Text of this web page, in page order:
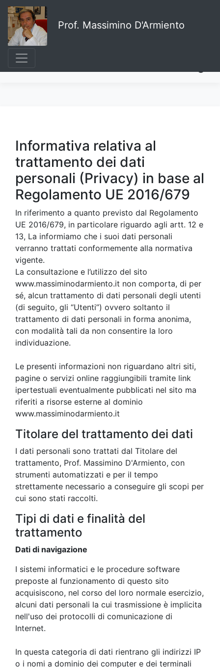
Prof. Massimino D'Armiento
Informativa relativa al
trattamento dei dati
personali (Privacy) in base al
Regolamento UE 2016/679
In riferimento a quanto previsto dal Regolamento
UE 2016/679, in particolare riguardo agli artt. 12 e
13, La informiamo che i suoi dati personali
verranno trattati conformemente alla normativa
vigente.
La consultazione e l’utilizzo del sito
www.massiminodarmiento.it non comporta, di per
sé, alcun trattamento di dati personali degli utenti
(di seguito, gli “Utenti”) ovvero soltanto il
trattamento di dati personali in forma anonima,
con modalità tali da non consentire la loro
individuazione.
Le presenti informazioni non riguardano altri siti,
pagine o servizi online raggiungibili tramite link
ipertestuali eventualmente pubblicati nel sito ma
riferiti a risorse esterne al dominio
www.massiminodarmiento.it
Titolare del trattamento dei dati
I dati personali sono trattati dal Titolare del
trattamento, Prof. Massimino D'Armiento, con
strumenti automatizzati e per il tempo
strettamente necessario a conseguire gli scopi per
cui sono stati raccolti.
Tipi di dati e finalità del
trattamento
Dati di navigazione
I sistemi informatici e le procedure software
preposte al funzionamento di questo sito
acquisiscono, nel corso del loro normale esercizio,
alcuni dati personali la cui trasmissione è implicita
nell'uso dei protocolli di comunicazione di
Internet.
In questa categoria di dati rientrano gli indirizzi IP
o i nomi a dominio dei computer e dei terminali